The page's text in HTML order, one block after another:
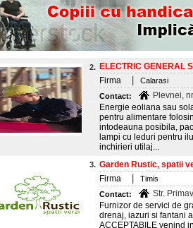
2. ELECTRIC GENERAL
Firma
Calarasi
Contact:
Plevnei,
Energie eoliana sau
pentru alimentare
intodeauna posibila,
lampi cu leduri pentru
inchirieri utilaj...
3. Garden Rustic, spatii
Firma
Timis
Contact:
Str.
Furnizor de servici de
drenaj, iazuri si fantani
ACCEPTABILE venind